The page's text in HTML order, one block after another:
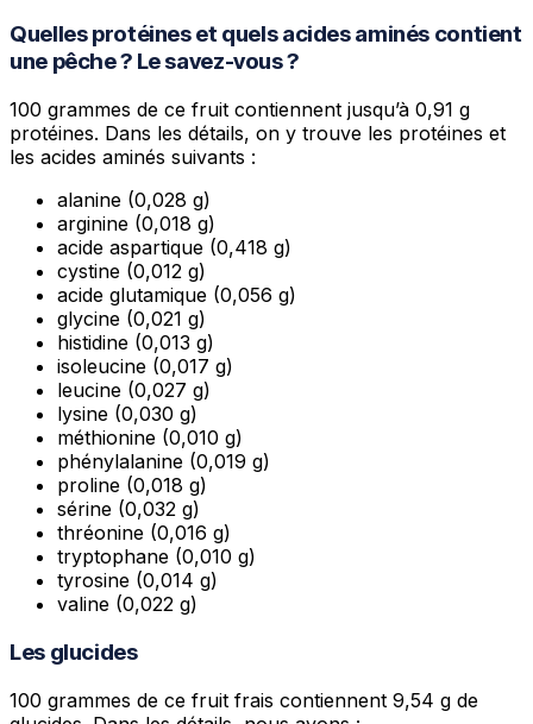
Quelles protéines et quels acides aminés contient
une pêche ? Le savez-vous ?
100 grammes de ce fruit contiennent jusqu’à 0,91 g
protéines. Dans les détails, on y trouve les protéines et
les acides aminés suivants :
alanine (0,028 g)
arginine (0,018 g)
acide aspartique (0,418 g)
cystine (0,012 g)
acide glutamique (0,056 g)
glycine (0,021 g)
histidine (0,013 g)
isoleucine (0,017 g)
leucine (0,027 g)
lysine (0,030 g)
méthionine (0,010 g)
phénylalanine (0,019 g)
proline (0,018 g)
sérine (0,032 g)
thréonine (0,016 g)
tryptophane (0,010 g)
tyrosine (0,014 g)
valine (0,022 g)
Les glucides
100 grammes de ce fruit frais contiennent 9,54 g de